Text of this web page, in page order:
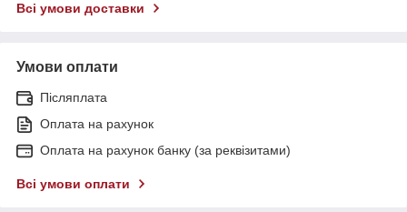
Всі умови доставки
Умови оплати
Післяплата
Оплата на рахунок
Оплата на рахунок банку (за реквізитами)
Всі умови оплати